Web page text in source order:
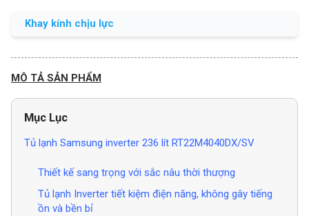
Khay kính chịu lực
MÔ TẢ SẢN PHẨM
Mục Lục
Tủ lạnh Samsung inverter 236 lít RT22M4040DX/SV
Thiết kế sang trọng với sắc nâu thời thượng
Tủ lạnh Inverter tiết kiệm điện năng, không gây tiếng
ồn và bền bỉ